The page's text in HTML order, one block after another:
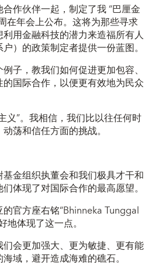
作伙伴一起，制定了我 “巴厘金
在年会上公布。这将为那些寻求
用金融科技的潜力来造福所有人
）的政策制定者提供一份蓝图。
子，教我们如何促进更加包容、
国际合作，以便更有效地为民众
义”。我相信，我们比以往任何时
荡和信任方面的挑战。
金组织执董会和我们极具才干和
体现了对国际合作的最高愿望。
官方座右铭“Bhinneka Tunggal
地体现了这一点。
会更加强大、更为敏捷、更有能
域，避开造成海难的礁石。